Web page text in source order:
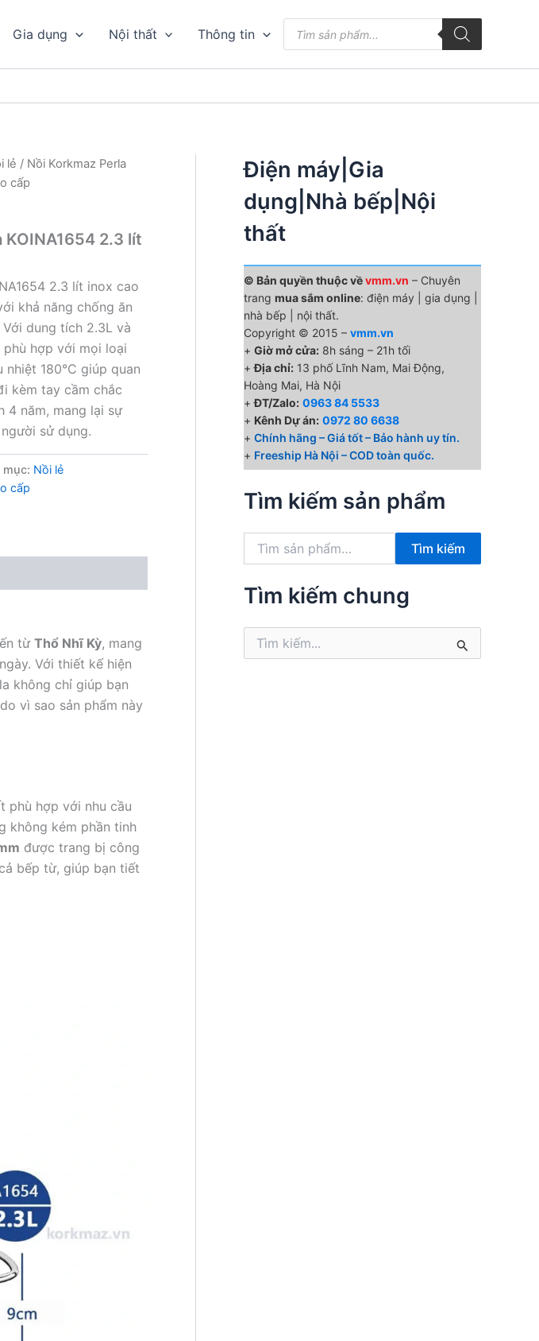
Gia dụng Nội thất Thông tin
kiếm
phẩm
lẻ / Nồi Korkmaz Perla
cấp
KOINA1654 2.3 lít
2.3 lít inox cao
khả năng chống ăn
dung tích 2.3L và
hợp với mọi loại
180°C giúp quan
kèm tay cầm chắc
4 năm, mang lại sự
sử dụng.
mục: Nồi lẻ
cấp
từ Thổ Nhĩ Kỳ, mang
Với thiết kế hiện
không chỉ giúp bạn
vì sao sản phẩm này
phù hợp với nhu cầu
không kém phần tinh
được trang bị công
bếp từ, giúp bạn tiết
Điện máy|Gia
dụng|Nhà bếp|Nội
thất
© Bản quyền thuộc vềvmm.vn – Chuyên
trang mua sắm online: điện máy | gia dụng |
nhà bếp | nội thất.
Copyright © 2015 – vmm.vn
+ Giờ mở cửa: 8h sáng – 21h tối
+Địa chỉ: 13 phố Lĩnh Nam, Mai Động,
Hoàng Mai, Hà Nội
+ĐT/Zalo: 0963 84 5533
+ Kênh Dự án: 0972 80 6638
+ Chính hãng – Giá tốt – Bảo hành uy tín.
+ Freeship Hà Nội – COD toàn quốc.
Tìm kiếm sản phẩm
k
Tìm kiếm
Tìm kiếm chung